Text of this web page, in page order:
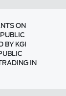
ON
BY KGI
IN